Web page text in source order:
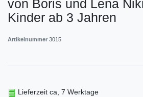
von Boris und Lena
Kinder ab 3 Jahren
Artikelnummer 3015
Lieferzeit ca, 7 Werktage